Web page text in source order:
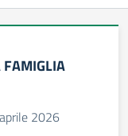
2026